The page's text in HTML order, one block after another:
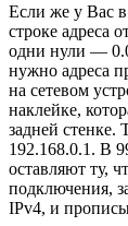
Если же у Вас
строке адреса
одни нули —
нужно адреса
на сетевом
наклейке,
задней
192.168.0.1. В
оставляют ту,
подключения,
IPv4, и